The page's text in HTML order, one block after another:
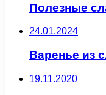
Полезные
24.01.2024
Варенье из
19.11.2020